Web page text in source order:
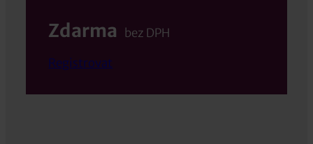
Zdarma
bez DPH
Registrovat